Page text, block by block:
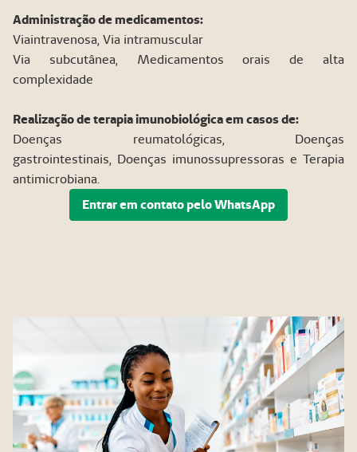
Administração de medicamentos:
Viaintravenosa, Via intramuscular
Via subcutânea, Medicamentos orais de alta
complexidade
Realização de terapia imunobiológica em casos de:
Doenças reumatológicas, Doenças
gastrointestinais, Doenças imunossupressoras e Terapia
antimicrobiana.
Entrar em contato pelo WhatsApp